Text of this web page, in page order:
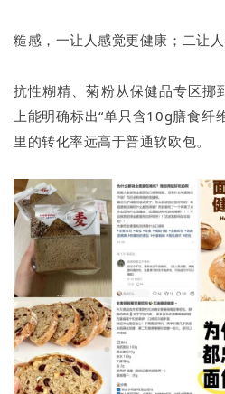
糙感，一让人感觉更健康；二让人
抗性糊精、菊粉从保健品专区挪
上能明确标出“单只含10g膳食纤
里的转化率远高于普通软欧包。